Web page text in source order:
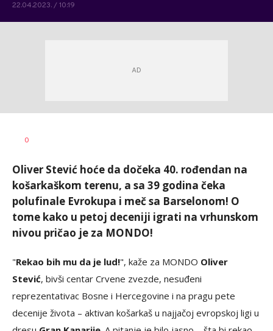
22.04.2023. / 10:19
AUTOR
0
Oliver Stević hoće da dočeka 40. rođendan na
košarkaškom terenu, a sa 39 godina čeka
polufinale Evrokupa i meč sa Barselonom! O
tome kako u petoj deceniji igrati na vrhunskom
nivou pričao je za MONDO!
"Rekao bih mu da je lud!", kaže za MONDO Oliver
Stević, bivši centar Crvene zvezde, nesuđeni
reprezentativac Bosne i Hercegovine i na pragu pete
decenije života – aktivan košarkaš u najjačoj evropskoj ligi u